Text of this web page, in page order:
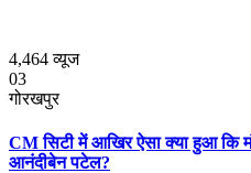
4,464व्यूज
03
गोरखपुर
CM सिटी में आखिर ऐसा क्या हुआ कि
आनंदीबेन पटेल?